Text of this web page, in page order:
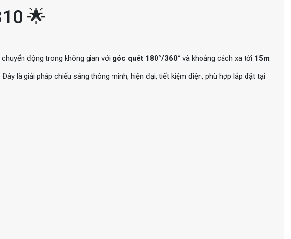
🌟
động trong không gian với góc quét 180°/360° và khoảng cách xa tới 15m.
Đây là giải pháp chiếu sáng thông minh, hiện đại, tiết kiệm điện, phù hợp lắp đặt tại